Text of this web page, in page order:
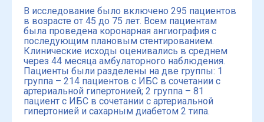
В исследование было включено 295 пациентов
в возрасте от 45 до 75 лет. Всем пациентам
была проведена коронарная ангиография с
последующим плановым стентированием.
Клинические исходы оценивались в среднем
через 44 месяца амбулаторного наблюдения.
Пациенты были разделены на две группы: 1
группа – 214 пациентов с ИБС в сочетании с
артериальной гипертонией; 2 группа – 81
пациент с ИБС в сочетании с артериальной
гипертонией и сахарным диабетом 2 типа.